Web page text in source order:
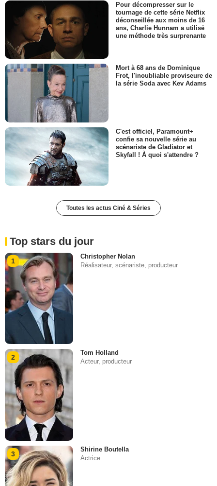
Pour décompresser sur le
tournage de cette série Netflix
déconseillée aux moins de 16
ans, Charlie Hunnam a utilisé
une méthode très surprenante
Mort à 68 ans de Dominique
Frot, l'inoubliable proviseure de
la série Soda avec Kev Adams
C'est officiel, Paramount+
confie sa nouvelle série au
scénariste de Gladiator et
Skyfall ! À quoi s'attendre ?
Toutes les actus Ciné & Séries
Top stars du jour
1
Christopher Nolan
Réalisateur, scénariste, producteur
2
Tom Holland
Acteur, producteur
3
Shirine Boutella
Actrice